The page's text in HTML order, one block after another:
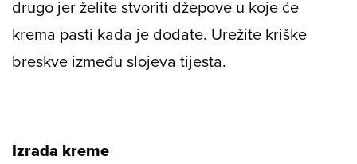
drugo jer želite stvoriti džepove u koje će
krema pasti kada je dodate. Urežite kriške
breskve između slojeva tijesta.
Izrada kreme